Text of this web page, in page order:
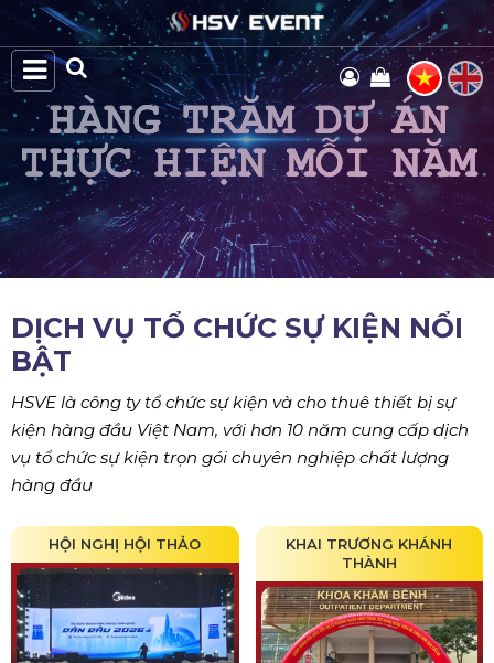
DỊCH VỤ TỔ CHỨC SỰ KIỆN NỔI
BẬT
HSVE là công ty tổ chức sự kiện và cho thuê thiết bị sự
kiện hàng đầu Việt Nam, với hơn 10 năm cung cấp dịch
vụ tổ chức sự kiện trọn gói chuyên nghiệp chất lượng
hàng đầu
HỘI NGHỊ HỘI THẢO
KHAI TRƯƠNG KHÁNH
THÀNH